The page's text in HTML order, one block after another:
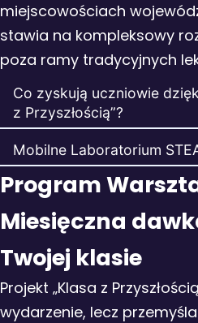
miejscowościach
stawia na kompleksowy
poza ramy tradycyjnych
Co zyskują uczniowie
z Przyszłością”?
Mobilne Laboratorium
Program
Miesięczna
Twojej klasie
Projekt „Klasa z
wydarzenie, lecz